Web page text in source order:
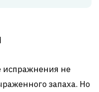
испражнения не
запаха. Но